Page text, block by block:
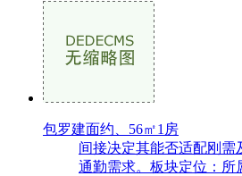
包罗建面约、56㎡1房
间接决定其能否适配刚需
通勤需求。板块定位：所